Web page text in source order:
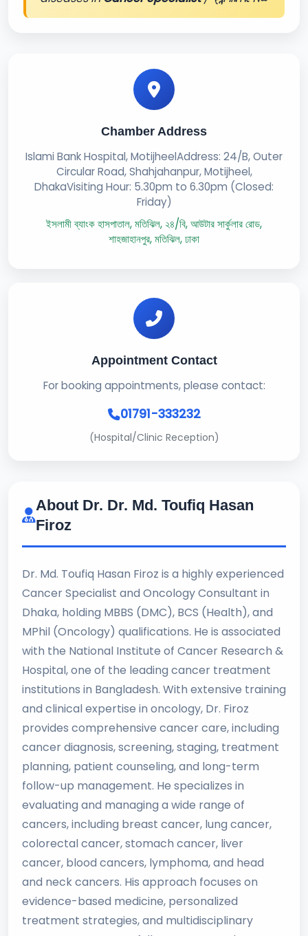
Chamber Address
Islami Bank Hospital, MotijheelAddress: 24/B, Outer
Circular Road, Shahjahanpur, Motijheel,
DhakaVisiting Hour: 5.30pm to 6.30pm (Closed:
Friday)
ইসলামী ব্যাংক হাসপাতাল, মতিঝিল, ২৪/বি, আউটার সার্কুলার রোড,
শাহজাহানপুর, মতিঝিল, ঢাকা
Appointment Contact
For booking appointments, please contact:
01791-333232
(Hospital/Clinic Reception)
About Dr. Dr. Md. Toufiq Hasan
Firoz
Dr. Md. Toufiq Hasan Firoz is a highly experienced
Cancer Specialist and Oncology Consultant in
Dhaka, holding MBBS (DMC), BCS (Health), and
MPhil (Oncology) qualifications. He is associated
with the National Institute of Cancer Research &
Hospital, one of the leading cancer treatment
institutions in Bangladesh. With extensive training
and clinical expertise in oncology, Dr. Firoz
provides comprehensive cancer care, including
cancer diagnosis, screening, staging, treatment
planning, patient counseling, and long-term
follow-up management. He specializes in
evaluating and managing a wide range of
cancers, including breast cancer, lung cancer,
colorectal cancer, stomach cancer, liver
cancer, blood cancers, lymphoma, and head
and neck cancers. His approach focuses on
evidence-based medicine, personalized
treatment strategies, and multidisciplinary